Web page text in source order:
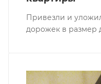
Привезли и
дорожек в размер